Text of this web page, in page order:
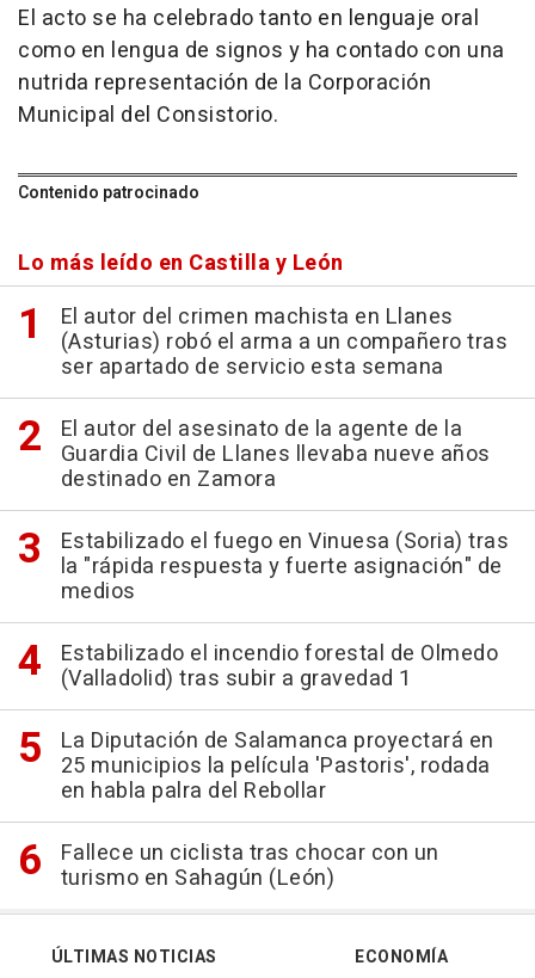
El acto se ha celebrado tanto en lenguaje oral
como en lengua de signos y ha contado con una
nutrida representación de la Corporación
Municipal del Consistorio.
Contenido patrocinado
Lo más leído en Castilla y León
El autor del crimen machista en Llanes
(Asturias) robó el arma a un compañero tras
ser apartado de servicio esta semana
El autor del asesinato de la agente de la
Guardia Civil de Llanes llevaba nueve años
destinado en Zamora
Estabilizado el fuego en Vinuesa (Soria) tras
la "rápida respuesta y fuerte asignación" de
medios
Estabilizado el incendio forestal de Olmedo
(Valladolid) tras subir a gravedad 1
La Diputación de Salamanca proyectará en
25 municipios la película 'Pastoris', rodada
en habla palra del Rebollar
Fallece un ciclista tras chocar con un
turismo en Sahagún (León)
ÚLTIMAS NOTICIAS
ECONOMÍA